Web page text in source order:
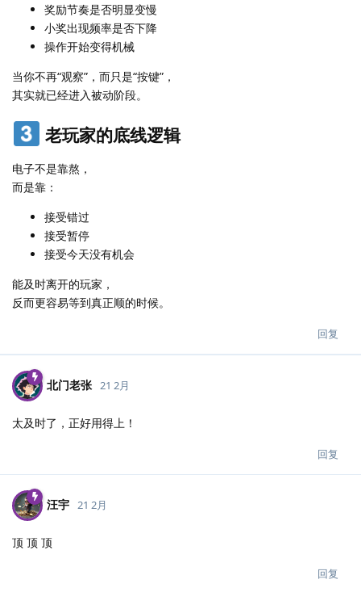
奖励节奏是否明显变慢
小奖出现频率是否下降
操作开始变得机械
当你不再“观察”，而只是“按键”，
其实就已经进入被动阶段。
老玩家的底线逻辑
电子不是靠熬，
而是靠：
接受错过
接受暂停
接受今天没有机会
能及时离开的玩家，
反而更容易等到真正顺的时候。
回复
北门老张 21 2月
太及时了，正好用得上！
回复
汪宇 21 2月
顶 顶 顶
回复